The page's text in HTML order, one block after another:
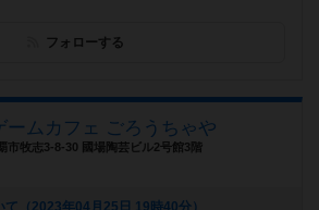
フォローする
ームカフェ ごろうちゃや
市牧志3-8-30 國場陶芸ビル2号館3階
（2023年04月25日 19時40分）